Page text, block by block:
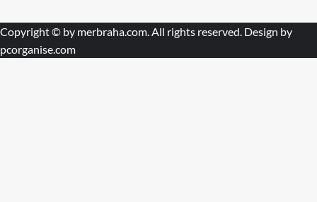
Copyright © by merbraha.com . All rights reserved. Design by
pcorganise.com